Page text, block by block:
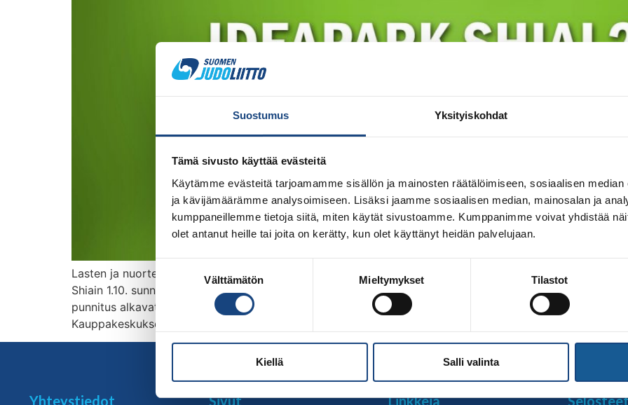
Suostumus Yksityiskohdat
Tämä sivusto käyttää evästeitä
Käytämme evästeitä tarjoamamme sisällön ja mainosten räätälöimiseen, sosiaalisen
ja kävijämäärämme analysoimiseen. Lisäksi jaamme sosiaalisen median, mainosalan ja
kumppaneillemme tietoja siitä, miten käytät sivustoamme. Kumppanimme voivat yhdistää
olet antanut heille tai joita on kerätty, kun olet käyttänyt heidän palvelujaan.
Välttämätön Mieltymykset Tilastot
Kiellä Salli valinta
Lasten ja nuorten Ideapark Shiai otellaan SM-areenalla Bläk Boksissa sunnuntaina 1.10.2023 Ideapark
Shiain 1.10. sunnuntaina U9-U15 -ikäisille lapsille ja nuorille. Kilpailu toteuteutetaan SM-tatatameilla Bläk
punnitus alkavat klo 9.00 ja ottelut starttaavat klo 10 eli samaan aikaan kuin kauppakeskuksen ovet
Kauppakeskuksen […]
Yhteystiedot Sivut Linkkejä